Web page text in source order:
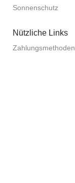
Sonnenschutz
Nützliche Links
Zahlungsmethoden